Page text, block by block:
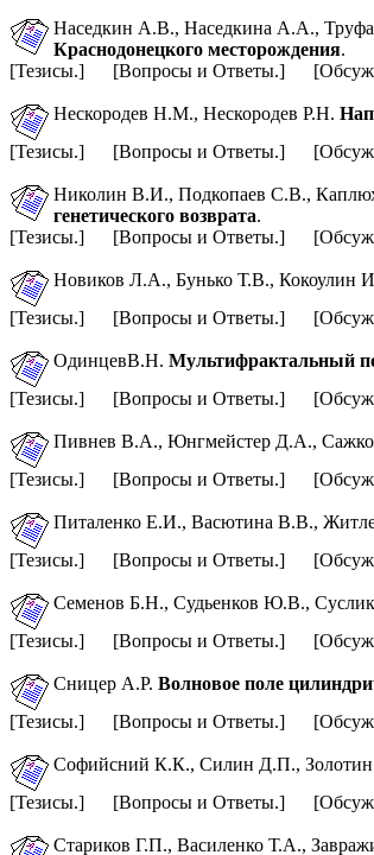
Наседкин А.В., Наседкина А.А.,
Краснодонецкого месторождения.
[Тезисы.] [Вопросы и Ответы.]
Нескородев Н.М., Нескородев Р.Н.
[Тезисы.] [Вопросы и Ответы.]
Николин В.И., Подкопаев С.В.,
генетического возврата.
[Тезисы.] [Вопросы и Ответы.]
Новиков Л.А., Бунько Т.В., Кокоулин
[Тезисы.] [Вопросы и Ответы.]
ОдинцевВ.Н. Мультифрактальный
[Тезисы.] [Вопросы и Ответы.]
Пивнев В.А., Юнгмейстер Д.А.,
[Тезисы.] [Вопросы и Ответы.]
Питаленко Е.И., Васютина В.В.,
[Тезисы.] [Вопросы и Ответы.]
Семенов Б.Н., Судьенков Ю.В.,
[Тезисы.] [Вопросы и Ответы.]
Сницер А.Р. Волновое поле
[Тезисы.] [Вопросы и Ответы.]
Софийсний К.К., Силин Д.П., Золотин
[Тезисы.] [Вопросы и Ответы.]
Стариков Г.П., Василенко Т.А.,